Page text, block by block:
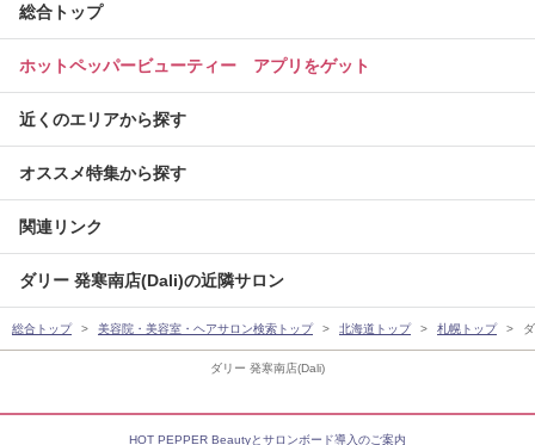
ダリー 発寒南店(Dali)
総合トップ
ホットペッパービューティー アプリをゲット
近くのエリアから探す
オススメ特集から探す
関連リンク
ダリー 発寒南店(Dali)の近隣サロン
総合トップ 美容院・美容室・ヘアサロン検索トップ 北海道トップ 札幌トップ
HOT PEPPER Beautyとサロンボード導入のご案内